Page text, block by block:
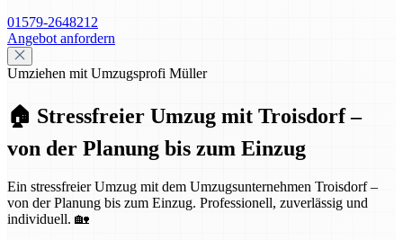
01579-2648212
Angebot anfordern
Umziehen mit Umzugsprofi Müller
🏠 Stressfreier Umzug mit Troisdorf –
von der Planung bis zum Einzug
Ein stressfreier Umzug mit dem Umzugsunternehmen Troisdorf –
von der Planung bis zum Einzug. Professionell, zuverlässig und
individuell. 🏡